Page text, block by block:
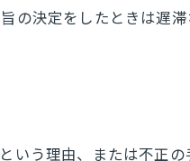
決定をしたときは遅滞
いう理由、または不正